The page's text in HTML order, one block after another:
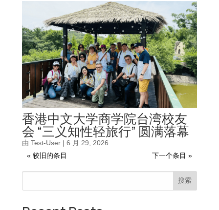
香港中文大学商学院台湾校友
会 “三义知性轻旅行” 圆满落幕
由 Test-User| 6 月 29, 2026
« 较旧的条目
下一个条目 »
搜索